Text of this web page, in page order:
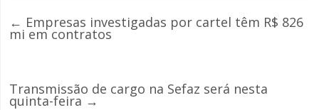
← Empresas investigadas por cartel têm R$ 826
mi em contratos
Transmissão de cargo na Sefaz será nesta
quinta-feira →